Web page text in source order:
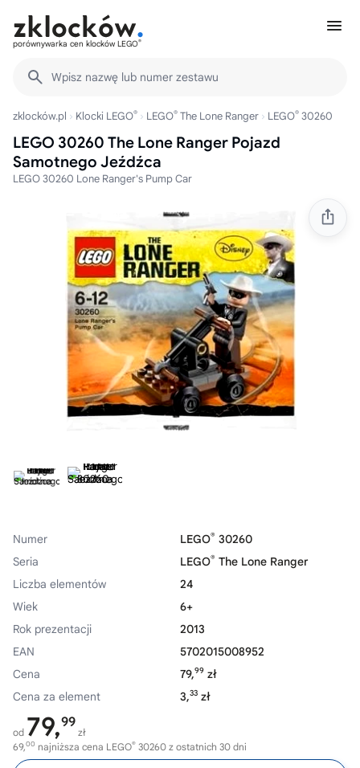
porównywarka cen klocków LEGO®
Wpisz nazwę lub numer zestawu
zklocków.pl Klocki LEGO® LEGO® The Lone Ranger LEGO® 30260
LEGO 30260 The Lone Ranger Pojazd
Samotnego Jeźdźca
LEGO 30260 Lone Ranger's Pump Car
Numer LEGO® 30260
Seria
LEGO® The Lone Ranger
Liczba elementów
24
Wiek
6+
Rok prezentacji
2013
EAN
5702015008952
Cena
79,99 zł
Cena za element
3,33 zł
od 79,99
zł
69,00 najniższa cena LEGO® 30260 z ostatnich 30 dni